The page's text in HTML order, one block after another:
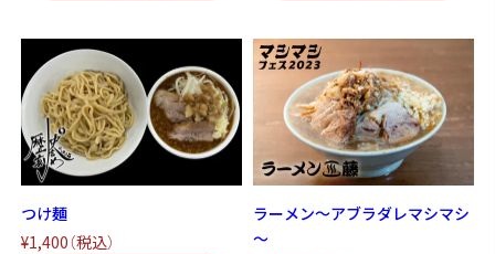
つけ麺
¥1,400（税込）
ラーメン～アブラダレマシマシ
～